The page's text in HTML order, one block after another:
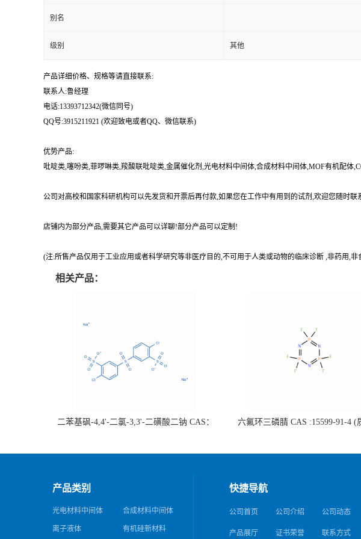
别名
级别 其他
产品详细价格、规格等请直接联系:
联系人:鲁经理
电话:13393712342(微信同号)
QQ号:3915211921 (欢迎致电或者QQ、微信联系)
优势产品:
吡啶类,噻吩类,菲啰啉类,羧酸联吡啶类,金属催化剂,光电材料中间体,合成材料中间体,MOF有机配
公司对高校和国家科研机构可以先发货和开票后再付款,如果您在工作中有用到的试剂,欢迎您随时
店铺内为部分产品,需要其它产品可以详聊!部分产品可以定制!
(注:所售产品仅用于工业应用或者科学研究等非医疗目的,不可用于人类或动物的临床诊断 ,非药用,非
相关产品：
二苯基砜-4,4'-二氯-3,3'-二磺酸二钠 CAS：
六氟环三磷腈 CAS :15599-91-4 (
产品类别
光电材料中间体 合成材料中间体
离子液体 有机硅新材料
快捷导航
公司首页 公司介绍 公司动态
产品展厅 证书荣誉 联系方式